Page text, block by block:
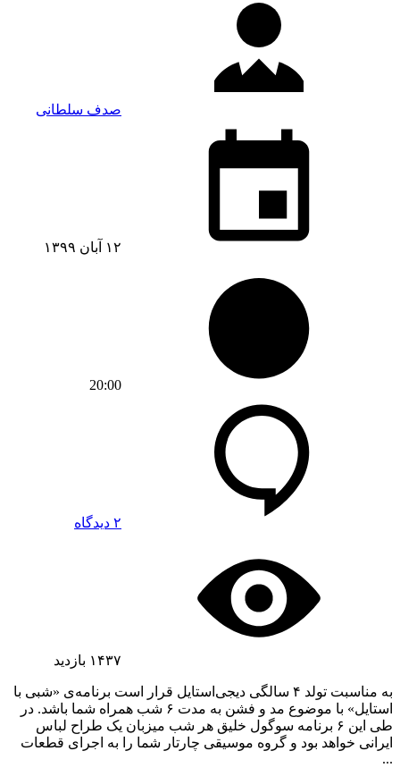
صدف سلطانی
۱۲ آبان ۱۳۹۹
20:00
۲ دیدگاه
۱۴۳۷ بازدید
به مناسبت تولد ۴ سالگی دیجی‌استایل قرار است برنامه‌ی «شبی با
استایل» با موضوع مد و فشن به مدت ۶ شب همراه شما باشد. در
طی این ۶ برنامه سوگول خلیق هر شب میزبان یک طراح لباس
ایرانی خواهد بود و گروه موسیقی چارتار شما را به اجرای قطعات
...